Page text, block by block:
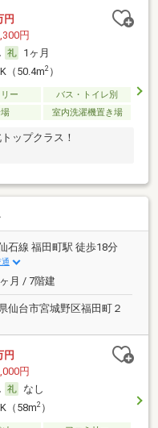
円
円
1ヶ月
（50.4m2）
ー
バス・トイレ別
室内洗濯機置き場
ップクラス！
石線 福田町駅 徒歩18分
月 / 7階建
仙台市宮城野区福田町２
円
円
なし
（58m2）